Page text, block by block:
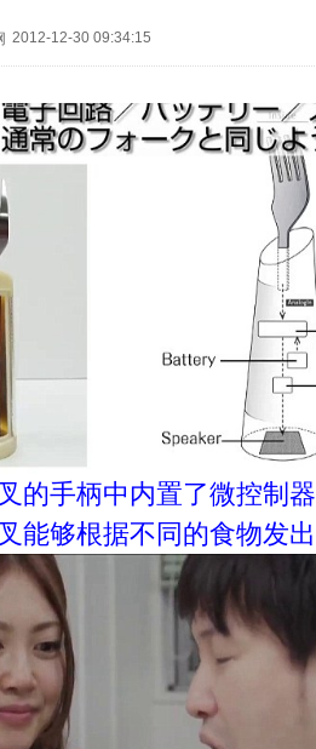
2012-12-30 09:34:15
的手柄中内置了微控制
能够根据不同的食物发